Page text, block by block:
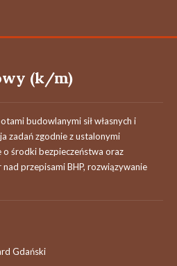
(k/m)
budowlanymi sił własnych i
zadań zgodnie z ustalonymi
środki bezpieczeństwa oraz
przepisami BHP, rozwiązywanie
Gdański